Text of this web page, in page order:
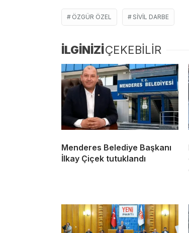
ÖZGÜR ÖZEL SIVIL DARBE
İLGİNİZİÇEKEBİLİR
Menderes Belediye Başkanı
İlkay Çiçek tutuklandı